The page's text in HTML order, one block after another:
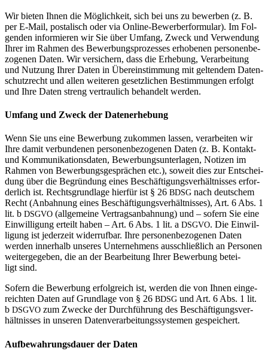
Wir bieten Ihnen die Mög­lich­keit, sich bei uns zu bewerben (z. B.
per E‑Mail, pos­ta­lisch oder via Online-Bewer­ber­for­mular). Im Fol­
genden infor­mieren wir Sie über Umfang, Zweck und Ver­wen­dung
Ihrer im Rahmen des Bewer­bungs­pro­zesses erho­benen per­so­nen­be­
zo­genen Daten. Wir ver­si­chern, dass die Erhe­bung, Ver­ar­bei­tung
und Nut­zung Ihrer Daten in Über­ein­stim­mung mit gel­tendem Daten­
schutz­recht und allen wei­teren gesetz­li­chen Bestim­mungen erfolgt
und Ihre Daten streng ver­trau­lich behan­delt werden.
Umfang und Zweck der Datenerhebung
Wenn Sie uns eine Bewer­bung zukommen lassen, ver­ar­beiten wir
Ihre damit ver­bun­denen per­so­nen­be­zo­genen Daten (z. B. Kon­takt-
und Kom­mu­ni­ka­ti­ons­daten, Bewer­bungs­un­ter­lagen, Notizen im
Rahmen von Bewer­bungs­ge­sprä­chen etc.), soweit dies zur Ent­schei­
dung über die Begrün­dung eines Beschäf­ti­gungs­ver­hält­nisses erfor­
der­lich ist. Rechts­grund­lage hierfür ist § 26 BDSG nach deut­schem
Recht (Anbah­nung eines Beschäf­ti­gungs­ver­hält­nisses), Art. 6 Abs. 1
lit. b DSGVO (all­ge­meine Ver­trags­an­bah­nung) und – sofern Sie eine
Ein­wil­li­gung erteilt haben – Art. 6 Abs. 1 lit. a DSGVO. Die Ein­wil­
li­gung ist jeder­zeit wider­rufbar. Ihre per­so­nen­be­zo­genen Daten
werden inner­halb unseres Unter­neh­mens aus­schließ­lich an Per­sonen
wei­ter­ge­geben, die an der Bear­bei­tung Ihrer Bewer­bung betei­
ligt sind.
Sofern die Bewer­bung erfolg­reich ist, werden die von Ihnen ein­ge­
reichten Daten auf Grund­lage von § 26 BDSG und Art. 6 Abs. 1 lit.
b DSGVO zum Zwecke der Durch­füh­rung des Beschäf­ti­gungs­ver­
hält­nisses in unseren Daten­ver­ar­bei­tungs­sys­temen gespeichert.
Auf­be­wah­rungs­dauer der Daten